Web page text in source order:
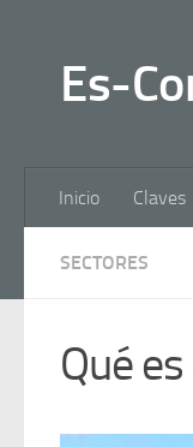
Es-
Inicio Claves
SECTORES
Qué